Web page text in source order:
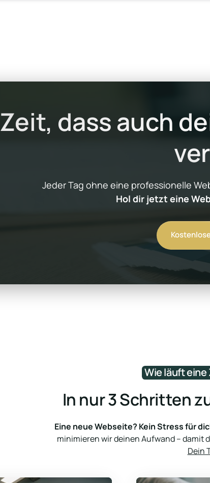
Zeit, dass auch
Hol dir jetzt eine
Wie läuft eine
In nur 3 Schritten
Eine neue Webseite? Kein Stress für
Dein